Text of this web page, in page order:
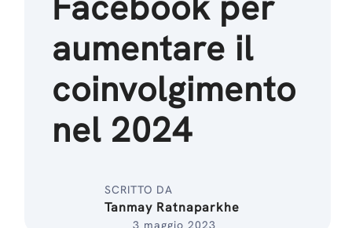
aumentare il
coinvolgimento
nel 2024
SCRITTO DA
Tanmay Ratnaparkhe
3 maggio 2023